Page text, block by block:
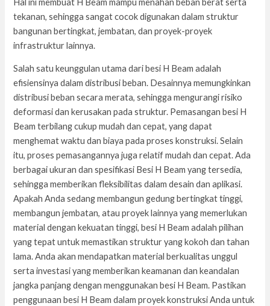
tekanan, sehingga sangat cocok digunakan dalam struktur
bangunan bertingkat, jembatan, dan proyek-proyek
infrastruktur lainnya.
Salah satu keunggulan utama dari besi H Beam adalah
efisiensinya dalam distribusi beban. Desainnya memungkinkan
distribusi beban secara merata, sehingga mengurangi risiko
deformasi dan kerusakan pada struktur. Pemasangan besi H
Beam terbilang cukup mudah dan cepat, yang dapat
menghemat waktu dan biaya pada proses konstruksi. Selain
itu, proses pemasangannya juga relatif mudah dan cepat. Ada
berbagai ukuran dan spesifikasi Besi H Beam yang tersedia,
sehingga memberikan fleksibilitas dalam desain dan aplikasi.
Apakah Anda sedang membangun gedung bertingkat tinggi,
membangun jembatan, atau proyek lainnya yang memerlukan
material dengan kekuatan tinggi, besi H Beam adalah pilihan
yang tepat untuk memastikan struktur yang kokoh dan tahan
lama. Anda akan mendapatkan material berkualitas unggul
serta investasi yang memberikan keamanan dan keandalan
jangka panjang dengan menggunakan besi H Beam. Pastikan
penggunaan besi H Beam dalam proyek konstruksi Anda untuk